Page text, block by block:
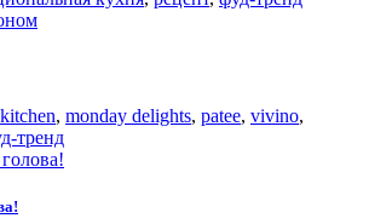
, monday delights, patee, vivino,
тренд